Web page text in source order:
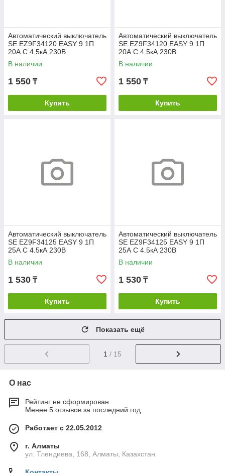
Автоматический выключатель
SE EZ9F34120 EASY 9 1П
20А С 4.5кА 230В
В наличии
1 550 ₸
Купить
Автоматический выключатель
SE EZ9F34120 EASY 9 1П
20А С 4.5кА 230В
В наличии
1 550 ₸
Купить
Автоматический выключатель
SE EZ9F34125 EASY 9 1П
25А С 4.5кА 230В
В наличии
1 530 ₸
Купить
Автоматический выключатель
SE EZ9F34125 EASY 9 1П
25А С 4.5кА 230В
В наличии
1 530 ₸
Купить
Показать ещё
1 / 15
О нас
Рейтинг не сформирован
Менее 5 отзывов за последний год
Работает с 22.05.2012
г. Алматы
ул. Тлендиева, 168, Алматы, Казахстан